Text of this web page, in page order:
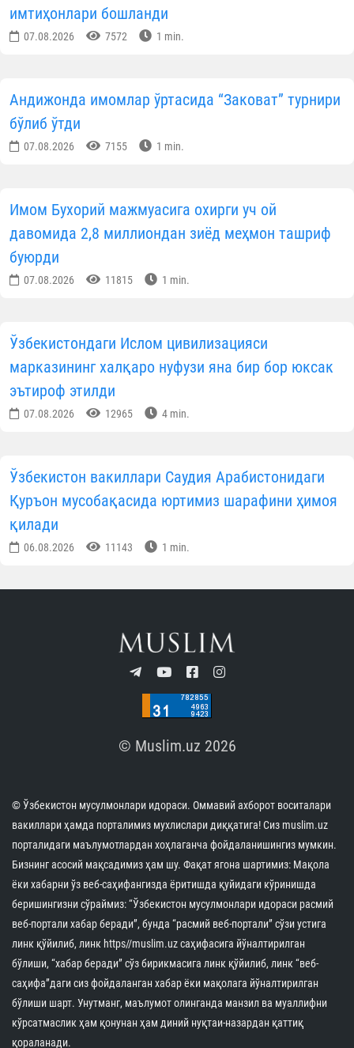
имтиҳонлари бошланди
07.08.2026 7572 1 min.
Андижонда имомлар ўртасида “Заковат” турнири
бўлиб ўтди
07.08.2026 7155 1 min.
Имом Бухорий мажмуасига охирги уч ой
давомида 2,8 миллиондан зиёд меҳмон ташриф
буюрди
07.08.2026 11815 1 min.
Ўзбекистондаги Ислом цивилизацияси
марказининг халқаро нуфузи яна бир бор юксак
эътироф этилди
07.08.2026 12965 4 min.
Ўзбекистон вакиллари Саудия Арабистонидаги
Қуръон мусобақасида юртимиз шарафини ҳимоя
қилади
06.08.2026 11143 1 min.
© Muslim.uz 2026
© Ўзбекистон мусулмонлари идораси. Оммавий ахборот воситалари
вакиллари ҳамда порталимиз мухлислари диққатига! Сиз muslim.uz
порталидаги маълумотлардан хоҳлаганча фойдаланишингиз мумкин.
Бизнинг асосий мақсадимиз ҳам шу. Фақат ягона шартимиз: Мақола
ёки хабарни ўз веб-саҳифангизда ёритишда қуйидаги кўринишда
беришингизни сўраймиз: “Ўзбекистон мусулмонлари идораси расмий
веб-портали хабар беради”, бунда “расмий веб-портали” сўзи устига
линк қўйилиб, линк https//muslim.uz саҳифасига йўналтирилган
бўлиши, “хабар беради” сўз бирикмасига линк қўйилиб, линк “веб-
саҳифа”даги сиз фойдаланган хабар ёки мақолага йўналтирилган
бўлиши шарт. Унутманг, маълумот олинганда манзил ва муаллифни
кўрсатмаслик ҳам қонунан ҳам диний нуқтаи-назардан қаттиқ
қораланади.